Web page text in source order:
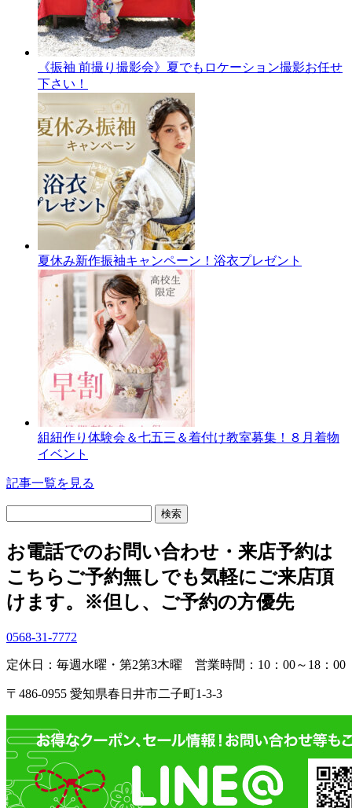
《振袖 前撮り撮影会》夏でもロケーション撮影お任せ
下さい！
夏休み新作振袖キャンペーン！浴衣プレゼント
組紐作り体験会＆七五三＆着付け教室募集！８月着物
イベント
記事一覧を見る
お電話でのお問い合わせ・ 来店予約は
こちらご予約無しでも気軽にご来店頂
けます。
※但し、ご予約の方優先
0568-31-7772
定休日：毎週水曜・第2第3木曜 営業時間：10：00～18：00
〒486-0955 愛知県春日井市二子町1-3-3